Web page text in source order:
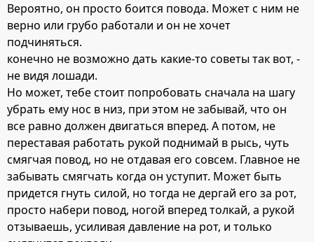
Вероятно, он просто боится повода. Может с ним не
верно или грубо работали и он не хочет
подчиняться.
конечно не возможно дать какие-то советы так вот, -
не видя лошади.
Но может, тебе стоит попробовать сначала на шагу
убрать ему нос в низ, при этом не забывай, что он
все равно должен двигаться вперед. А потом, не
переставая работать рукой поднимай в рысь, чуть
смягчая повод, но не отдавая его совсем. Главное не
забывать смягчать когда он уступит. Может быть
придется гнуть силой, но тогда не дергай его за рот,
просто набери повод, ногой вперед толкай, а рукой
отзываешь, усиливая давление на рот, и только